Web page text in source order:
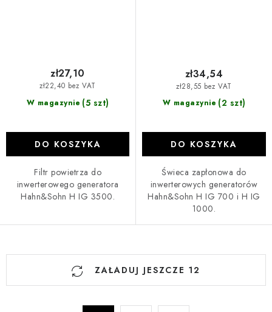
W magazynie (5 szt)
zł22,40 bez VAT
zł27,10
DO KOSZYKA
Filtr powietrza do
inwerterowego generatora
Hahn&Sohn H IG 3500.
W magazynie (2 szt)
zł28,55 bez VAT
zł34,54
DO KOSZYKA
Świeca zapłonowa do
inwerterowych generatorów
Hahn&Sohn H IG 700 i H IG
1000.
ZAŁADUJ JESZCZE 12